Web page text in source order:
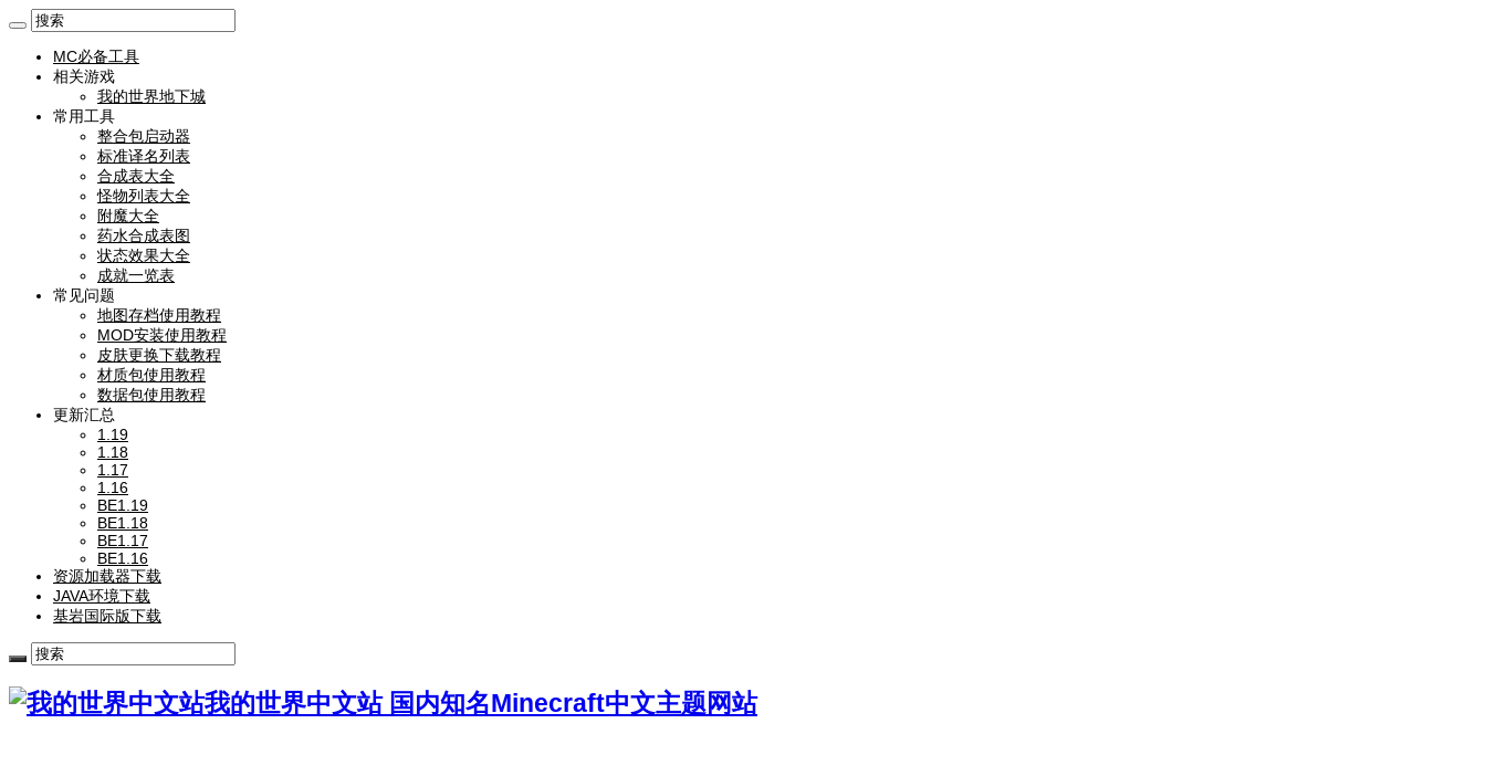
MC必备工具
相关游戏
我的世界地下城
常用工具
整合包启动器
标准译名列表
合成表大全
怪物列表大全
附魔大全
药水合成表图
状态效果大全
成就一览表
常见问题
地图存档使用教程
MOD安装使用教程
皮肤更换下载教程
材质包使用教程
数据包使用教程
更新汇总
1.19
1.18
1.17
1.16
BE1.19
BE1.18
BE1.17
BE1.16
资源加载器下载
JAVA环境下载
基岩国际版下载
我的世界中文站 国内知名Minecraft中文主题网站